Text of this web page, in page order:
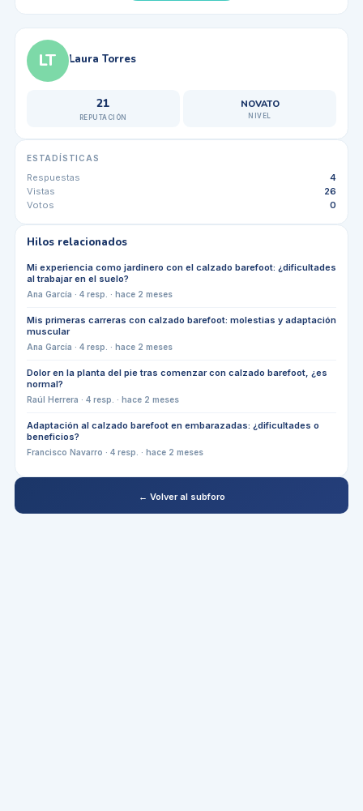
LT Laura Torres
21
REPUTACIÓN
NOVATO
NIVEL
ESTADÍSTICAS
Respuestas
4
Vistas
26
Votos
0
Hilos relacionados
Mi experiencia como jardinero con el calzado barefoot: ¿dificultades
al trabajar en el suelo?
Ana García · 4resp. · hace 2 meses
Mis primeras carreras con calzado barefoot: molestias y adaptación
muscular
Ana García · 4resp. · hace 2 meses
Dolor en la planta del pie tras comenzar con calzado barefoot, ¿es
normal?
Raúl Herrera · 4resp. · hace 2 meses
Adaptación al calzado barefoot en embarazadas: ¿dificultades o
beneficios?
Francisco Navarro · 4resp. · hace 2 meses
← Volver al subforo